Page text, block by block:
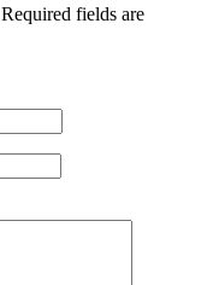
Required fields are